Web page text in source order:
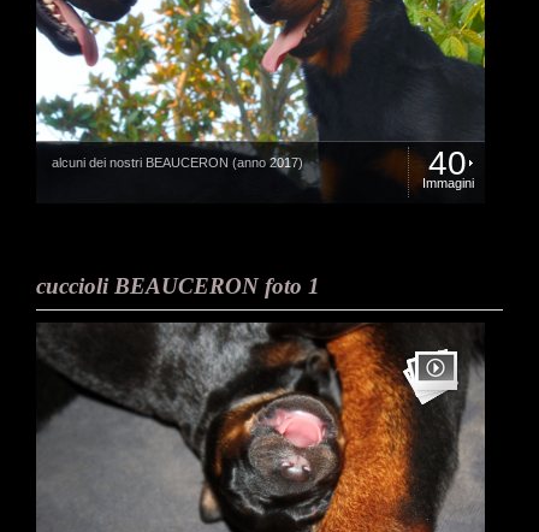
alcuni dei nostri BEAUCERON (anno 2017) 40
Immagini
cuccioli BEAUCERON foto 1